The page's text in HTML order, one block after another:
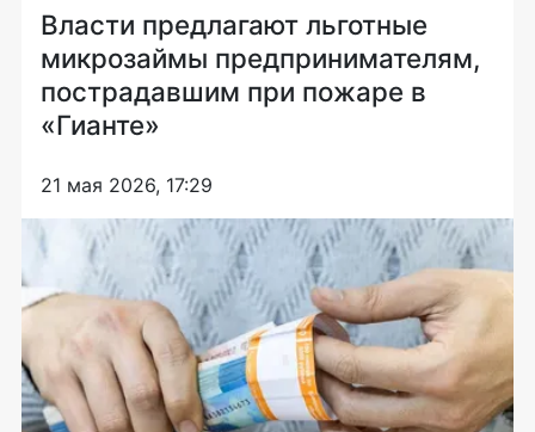
Власти предлагают льготные
микрозаймы предпринимателям,
пострадавшим при пожаре в
«Гианте»
21 мая 2026, 17:29